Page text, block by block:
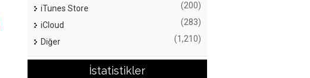
iTunes Store (200)
iCloud (283)
Diğer (1,210)
İstatistikler